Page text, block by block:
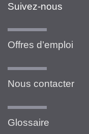
Suivez-nous
Offres d’emploi
Nous contacter
Glossaire